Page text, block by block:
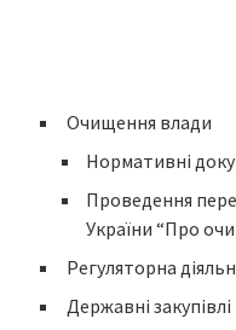
Очищення влади
Нормативні
Проведення
України “Про
Регуляторна
Державні закупівлі